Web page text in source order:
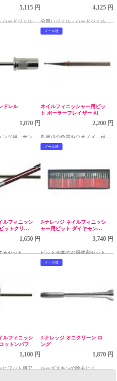
5,115 円
ハードジェル・
くオフ
4,125 円
分厚いジェル・ハードジェル・
アクリルも効率よくオフ
ドレル
1,870 円
ング用。サンデ
ぶせて下の写
メール便
ネイルフィニッシャー用ビッ
ト ボーラーフレイザー #1
2,200 円
爪周辺の角質やウオノメ、頑固
な爪のお手入に！
ルフィニッシ
ットクリー
1,650 円
るセット
メール便
J-ナレッジ ネイルフィニッシ
ャー用ビット ダイヤモンド
3,740 円
ビット30本のお得便利セット
ルフィニッシ
ットンバフ
1,100 円
にフット用アタ
メール便
J-ナレッジ オニクリーン ロ
ング
1,870 円
ルーズスキンの除去に！